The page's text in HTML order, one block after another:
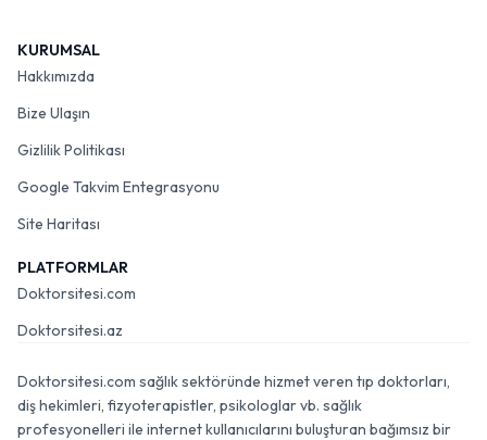
KURUMSAL
Hakkımızda
Bize Ulaşın
Gizlilik Politikası
Google Takvim Entegrasyonu
Site Haritası
PLATFORMLAR
Doktorsitesi.com
Doktorsitesi.az
Doktorsitesi.com sağlık sektöründe hizmet veren tıp doktorları,
diş hekimleri, fizyoterapistler, psikologlar vb. sağlık
profesyonelleri ile internet kullanıcılarını buluşturan bağımsız bir